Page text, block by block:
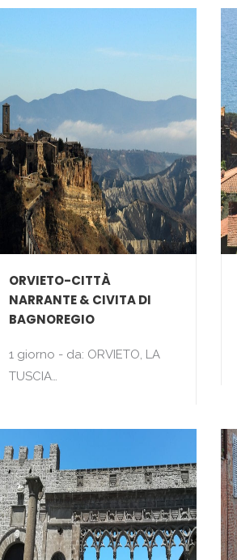
ORVIETO-CITTÀ
NARRANTE & CIVITA DI
BAGNOREGIO
1 giorno - da: ORVIETO, LA
TUSCIA…